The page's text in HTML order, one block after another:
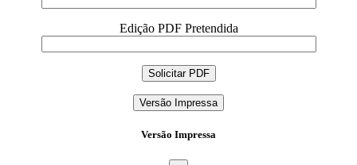
Edição PDF Pretendida
Versão Impressa
Versão Impressa